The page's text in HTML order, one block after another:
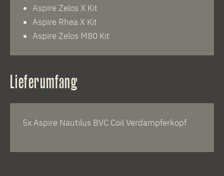
Aspire Zelos X Kit
Aspire Rhea X Kit
Aspire Zelos M80 Kit
Lieferumfang
5x Aspire Nautilus BVC Coil Verdampferkopf